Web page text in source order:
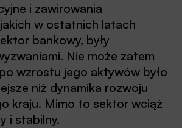
i zawirowania
w ostatnich latach
bankowy, były
Nie może zatem
wzrostu jego aktywów było
niż dynamika rozwoju
kraju. Mimo to sektor wciąż
i stabilny.